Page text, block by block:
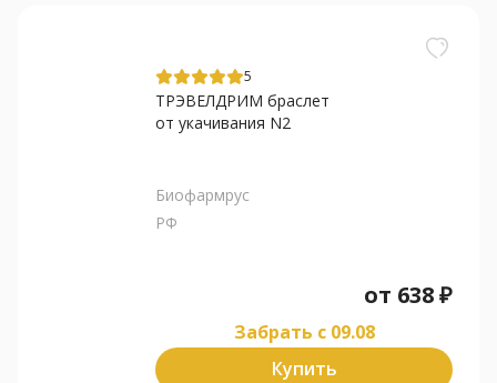
5
ТРЭВЕЛДРИМ браслет
от укачивания N2
Биофармрус
РФ
от 638₽
Забрать c 09.08
Купить